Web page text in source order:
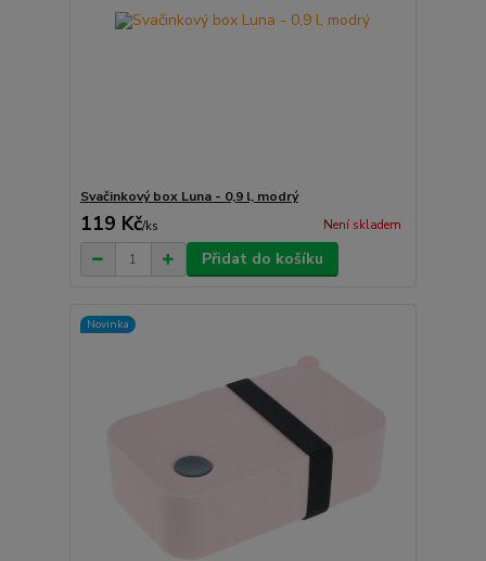
Svačinkový box Luna - 0,9 l, modrý
119 Kč/ks Není skladem
Přidat do košíku
Novinka